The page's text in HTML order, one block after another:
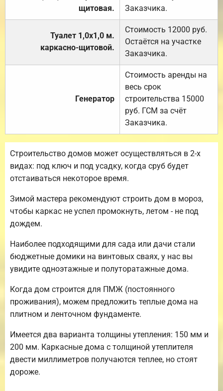
щитовая.
Заказчика.
Туалет 1,0х1,0 м.
каркасно-щитовой.
Стоимость 12000 руб.
Остаётся на участке
Заказчика.
Генератор
Стоимость аренды на
весь срок
строительства 15000
руб. ГСМ за счёт
Заказчика.
Строительство домов может осуществляться в 2-х
видах: под ключ и под усадку, когда сруб будет
отстаиваться некоторое время.
Зимой мастера рекомендуют строить дом в мороз,
чтобы каркас не успел промокнуть, летом - не под
дождем.
Наиболее подходящими для сада или дачи стали
бюджетные домики на винтовых сваях, у нас вы
увидите одноэтажные и полуторатажные дома.
Когда дом строится для ПМЖ (постоянного
проживания), можем предложить теплые дома на
плитном и ленточном фундаменте.
Имеется два варианта толщины утепления: 150 мм и
200 мм. Каркасные дома с толщиной утеплителя
двести миллиметров получаются теплее, но стоят
дороже.